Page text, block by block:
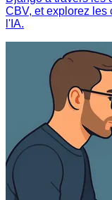
CBV, et explorez les
l'IA.